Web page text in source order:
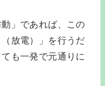
」であれば、この
放電）」を行うだ
も一発で元通りに